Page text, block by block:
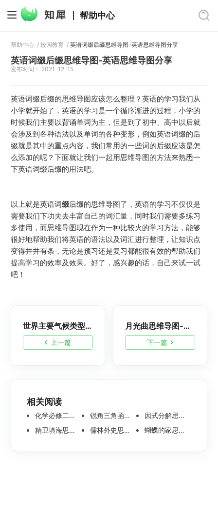
帮助中心
帮助中心 /校园教育 /英语词缀后缀思维导图-英语思维导图分享
英语词缀后缀思维导图-英语思维导图分享
发布时间： 2021-12-15
英语词缀后缀的思维导图应该怎么整理？英语的学习我们从
小学就开始了，英语的学习是一个循序渐进的过程，小学的
时候我们主要以背诵单词为主，但是到了初中、高中以后就
会涉及到各种语法以及单词的各种变形，例如英语词缀的后
缀就是其中的重点内容，我们常用的一些词的后缀应该是怎
么添加的呢？下面就让我们一起用思维导图的方法来熟悉一
下英语词缀后缀的用法吧。
以上就是英语词缀后缀的思维导图了，英语的学习不仅仅是
需要我们下功夫去丰富自己的词汇量，同时我们需要多练习
多使用，而思维导图现在作为一种比较火的学习方法，能够
很好地帮助我们将英语的语法以及词汇进行整理，让知识点
变得井井有条，无论是预习还是复习都能很有效的帮助我们
提高学习的效率及效果。好了，感兴趣的话，自己来试一试
吧！
上一篇
世界主要气候类型思维导图-地理思维导图整理
下一篇
月光曲思维导图-语文思维导图分享
相关阅读
化学必修二思维导图合集，高中高清化学思维导图整理 锐角三角函数思维导图 | 数学思维导图分享
因式分解思维导图高清版-数学思维导图模板分享
精卫填海思维导图怎么画？高清版精卫填海思维导图模板分享
儒林外史思维导图大全|高清版免费思维导图模板 蝴蝶的家思维导图怎么画？高清版蝴蝶的家思维导图分享